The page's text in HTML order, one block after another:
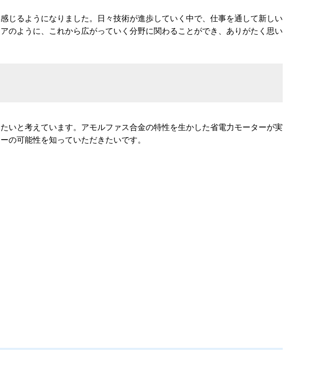
るようになりました。日々技術が進歩していく中で、仕事を通して新しい
ように、これから広がっていく分野に関わることができ、ありがたく思い
と考えています。アモルファス合金の特性を生かした省電力モーターが実
可能性を知っていただきたいです。